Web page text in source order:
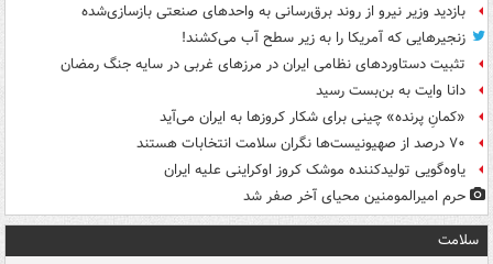
بازدید وزیر نیرو از روند برق‌رسانی به واحدهای صنعتی بازسازی‌شده
زنجیرهایی که آمریکا را به زیر سطح آب می‌کشند!
تثبیت دستاوردهای نظامی ایران در مرزهای غربی در سایه جنگ رمضان
دانا وایت به بن‌بست رسید
«کمانِ پرنده» چینی برای شکار کروزها به ایران می‌آید
۷۰ درصد از صهیونیست‌ها نگران سلامت انتخابات هستند
یاوه‌گویی تولیدکننده موشک کروز اوکراینی علیه ایران
حرم امیرالمومنین محیای آخر صفر شد
سلامت